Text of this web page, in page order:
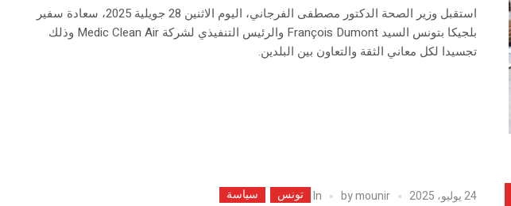
استقبل وزير الصحة الدكتور مصطفى الفرجاني، اليوم الاثنين 28 جويلية 2025، سعادة سفير
بلجيكا بتونس السيد François Dumont والرئيس التنفيذي لشركة Medic Clean Air وذلك
تجسيدا لكل معاني الثقة والتعاون بين البلدين.
24 يوليو، 2025 bymounir
In تونس سياسة